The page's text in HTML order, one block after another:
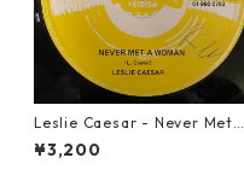
Leslie Caesar - Never Met A
Woman【12-50067】
¥3,200